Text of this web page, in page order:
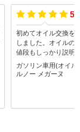
初めてオイル交換を
しました。オイルの
値段もしっかり説明
いて非常にわかりや
得してお願いできま
ガソリン車用(オイル
ルノー メガーヌ